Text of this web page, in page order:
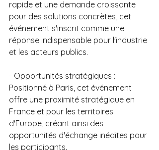
rapide et une demande croissante
pour des solutions concrètes, cet
événement s'inscrit comme une
réponse indispensable pour l'industrie
et les acteurs publics.
- Opportunités stratégiques :
Positionné à Paris, cet événement
offre une proximité stratégique en
France et pour les territoires
d'Europe, créant ainsi des
opportunités d'échange inédites pour
les participants.